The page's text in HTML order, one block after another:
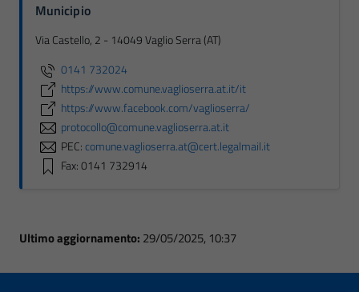
Municipio
Via Castello, 2 - 14049 Vaglio Serra (AT)
0141 732024
https://www.comune.vaglioserra.at.it/it
https://www.facebook.com/vaglioserra/
protocollo@comune.vaglioserra.at.it
PEC:comune.vaglioserra.at@cert.legalmail.it
Fax: 0141 732914
Ultimo aggiornamento: 29/05/2025, 10:37